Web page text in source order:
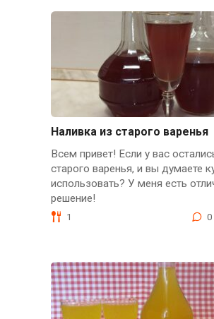
Наливка из старого варенья
Всем привет! Если у вас
старого варенья, и вы думаете
использовать? У меня есть
решение!
1 0